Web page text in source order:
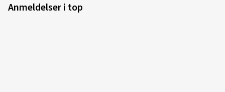
Anmeldelser i top